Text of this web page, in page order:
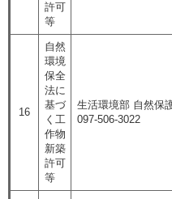
許可
等
16
自然
環境
保全
法に
基づ
く工
作物
新築
許可
等
生活環境部 自然保
097-506-3022